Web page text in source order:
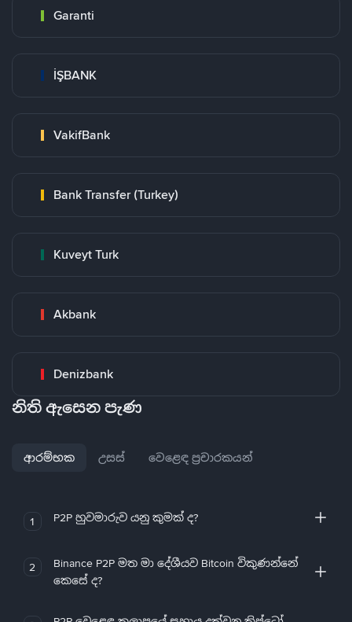
Garanti
İŞBANK
VakifBank
Bank Transfer (Turkey)
Kuveyt Turk
Akbank
Denizbank
නිති ඇසෙන පැණ
ආරම්භක උසස් වෙළෙඳ ප්‍රචාරකයන්
1 P2P හුවමාරුව යනු කුමක් ද?
2
Binance P2P මත මා දේශීයව Bitcoin විකුණන්නේ
කෙසේ ද?